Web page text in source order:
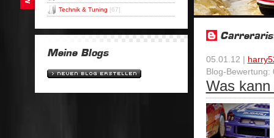
Technik & Tuning [67]
05.01.12 |
Blog-Bewertung:
Was